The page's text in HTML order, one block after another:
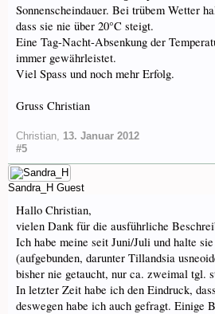
Sonnenscheindauer. Bei trübem Wetter
dass sie nie über 20°C steigt.
Eine Tag-Nacht-Absenkung der
immer gewährleistet.
Viel Spass und noch mehr Erfolg.
Gruss Christian
Christian, 13. Januar 2012
#5
Sandra_H Guest
Hallo Christian,
vielen Dank für die ausführliche
Ich habe meine seit Juni/Juli und halte
(aufgebunden, darunter Tillandsia
bisher nie getaucht, nur ca. zweimal tgl.
In letzter Zeit habe ich den Eindruck,
deswegen habe ich auch gefragt. Einige